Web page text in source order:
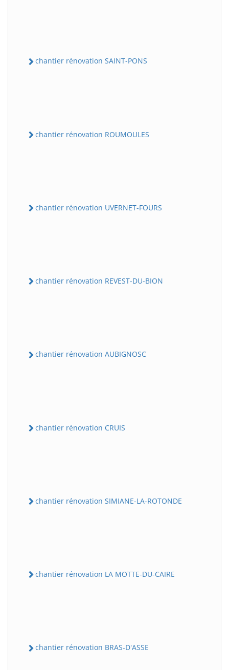
chantier rénovation SAINT-PONS
chantier rénovation ROUMOULES
chantier rénovation UVERNET-FOURS
chantier rénovation REVEST-DU-BION
chantier rénovation AUBIGNOSC
chantier rénovation CRUIS
chantier rénovation SIMIANE-LA-ROTONDE
chantier rénovation LA MOTTE-DU-CAIRE
chantier rénovation BRAS-D'ASSE